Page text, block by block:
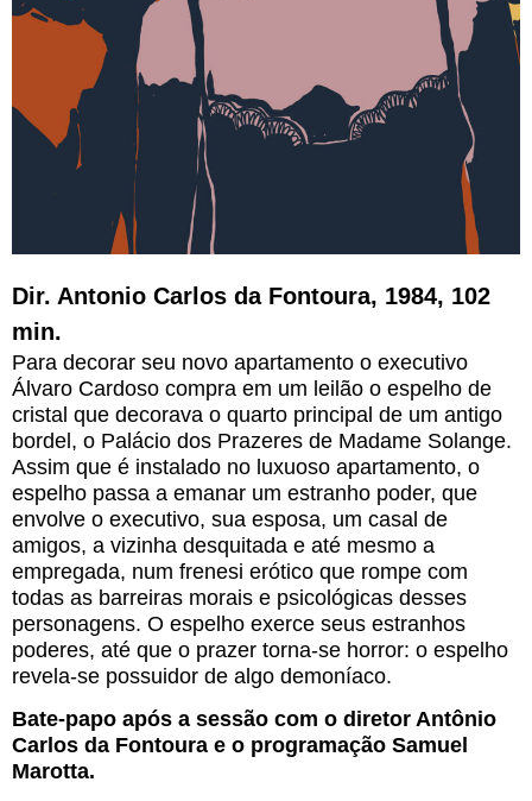
Dir. Antonio Carlos da Fontoura, 1984, 102
min.
Para decorar seu novo apartamento o executivo
Álvaro Cardoso compra em um leilão o espelho de
cristal que decorava o quarto principal de um antigo
bordel, o Palácio dos Prazeres de Madame Solange.
Assim que é instalado no luxuoso apartamento, o
espelho passa a emanar um estranho poder, que
envolve o executivo, sua esposa, um casal de
amigos, a vizinha desquitada e até mesmo a
empregada, num frenesi erótico que rompe com
todas as barreiras morais e psicológicas desses
personagens. O espelho exerce seus estranhos
poderes, até que o prazer torna-se horror: o espelho
revela-se possuidor de algo demoníaco.
Bate-papo após a sessão com o diretor Antônio
Carlos da Fontoura e o programação Samuel
Marotta.